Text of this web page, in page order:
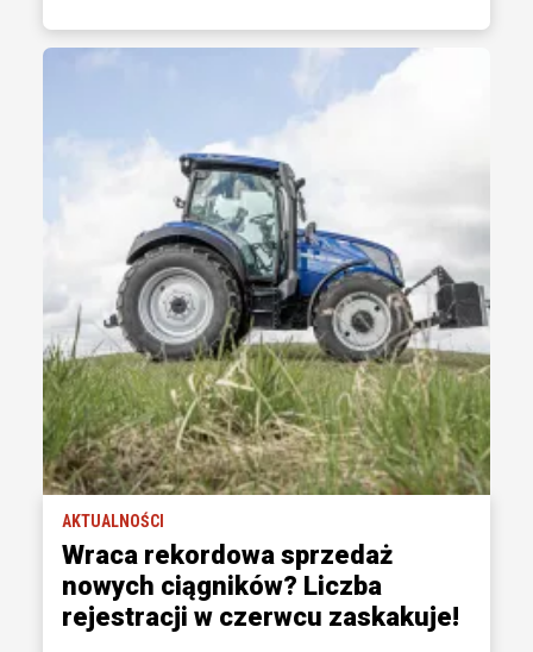
AKTUALNOŚCI
Wraca rekordowa sprzedaż
nowych ciągników? Liczba
rejestracji w czerwcu zaskakuje!